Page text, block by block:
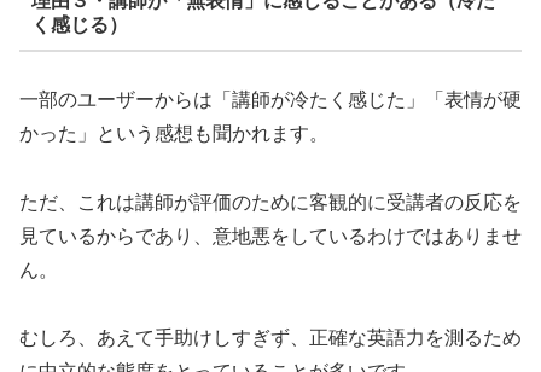
く感じる）
一部のユーザーからは「講師が冷たく感じた」「表情が硬
かった」という感想も聞かれます。
ただ、これは講師が評価のために客観的に受講者の反応を
見ているからであり、意地悪をしているわけではありませ
ん。
むしろ、あえて手助けしすぎず、正確な英語力を測るため